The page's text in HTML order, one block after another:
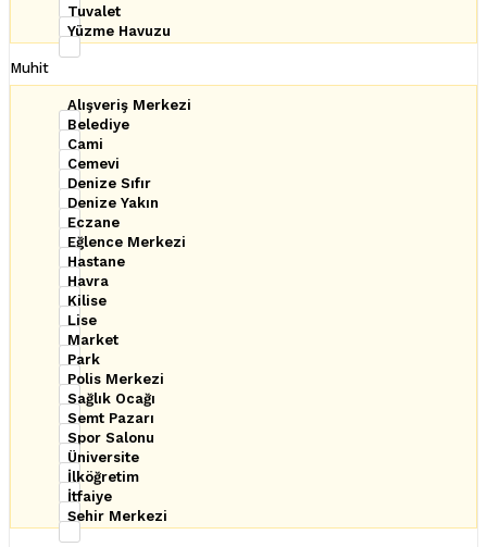
Tuvalet
Yüzme Havuzu
Muhit
Alışveriş Merkezi
Belediye
Cami
Cemevi
Denize Sıfır
Denize Yakın
Eczane
Eğlence Merkezi
Hastane
Havra
Kilise
Lise
Market
Park
Polis Merkezi
Sağlık Ocağı
Semt Pazarı
Spor Salonu
Üniversite
İlköğretim
İtfaiye
Şehir Merkezi